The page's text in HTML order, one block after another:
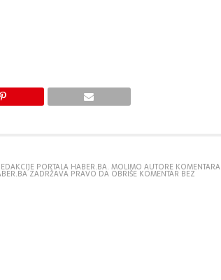
PORTALA HABER.BA. MOLIMO AUTORE KOMENTARA
ZADRŽAVA PRAVO DA OBRIŠE KOMENTAR BEZ